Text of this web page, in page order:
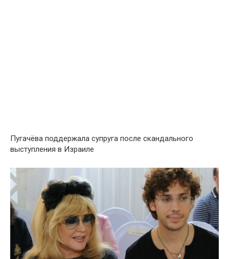
Пугачёва поддержала супруга после скандального
выступления в Израиле